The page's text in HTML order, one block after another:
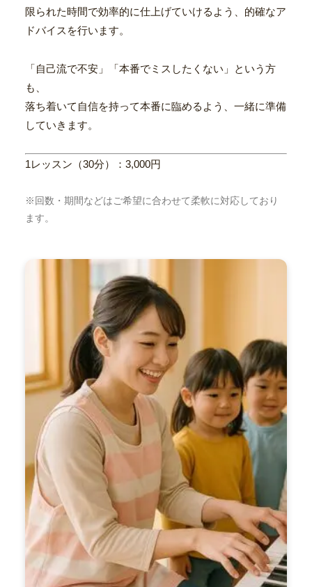
限られた時間で効率的に仕上げていけるよう、的確なア
ドバイスを行います。
「自己流で不安」「本番でミスしたくない」という方
も、
落ち着いて自信を持って本番に臨めるよう、一緒に準備
していきます。
1レッスン（30分）：3,000円
※回数・期間などはご希望に合わせて柔軟に対応しており
ます。